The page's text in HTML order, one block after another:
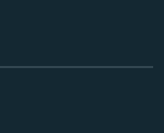
ってしまう。な
ひし 吉野よく